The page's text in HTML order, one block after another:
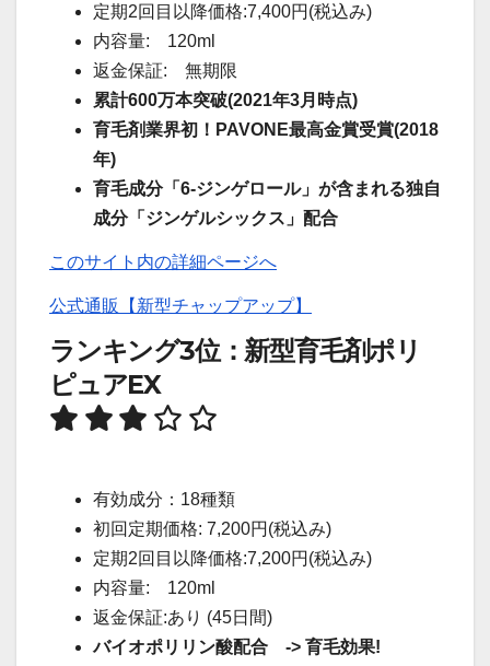
定期2回目以降価格:7,400円(税込み)
内容量: 120ml
返金保証: 無期限
累計600万本突破(2021年3月時点)
育毛剤業界初！PAVONE最高金賞受賞(2018
年)
育毛成分「6-ジンゲロール」が含まれる独自
成分「ジンゲルシックス」配合
このサイト内の詳細ページへ
公式通販【新型チャップアップ】
ランキング3位：新型育毛剤ポリ
ピュアEX
有効成分：18種類
初回定期価格: 7,200円(税込み)
定期2回目以降価格:7,200円(税込み)
内容量: 120ml
返金保証:あり (45日間)
バイオポリリン酸配合 -> 育毛効果!